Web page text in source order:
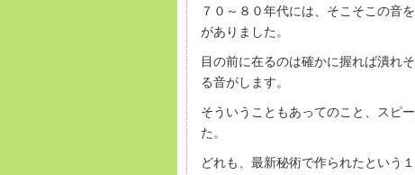
７０～８０年代には、そこそこの音
がありました。
目の前に在るのは確かに握れば潰れ
る音がします。
そういうこともあってのこと、スピ
た。
どれも、最新秘術で作られたという